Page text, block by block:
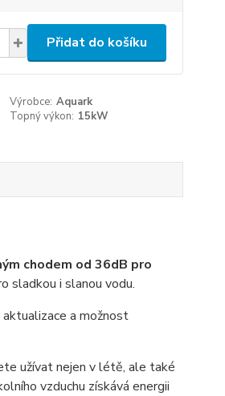
Přidat do košíku
Výrobce: Aquark
Topný výkon: 15kW
chodem od 36dB pro
sladkou i slanou vodu.
a možnost
užívat nejen v létě, ale také
vzduchu získává energii